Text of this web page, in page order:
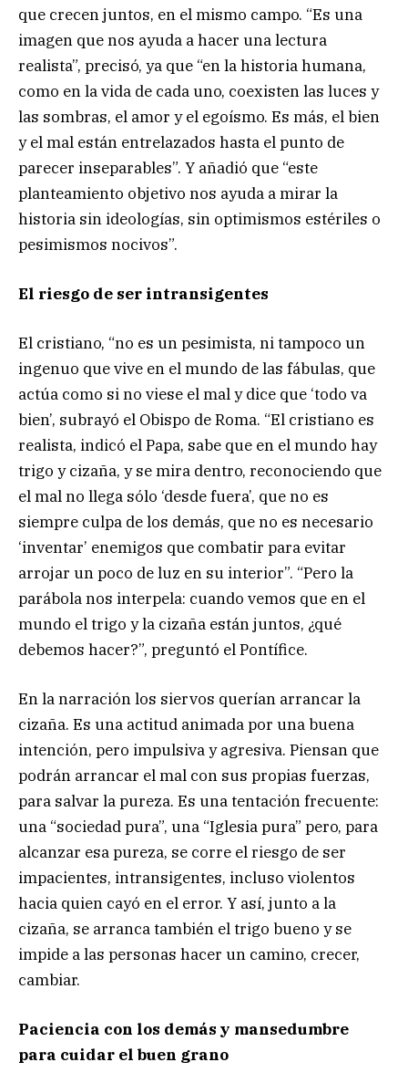
que crecen juntos, en el mismo campo. “Es una
imagen que nos ayuda a hacer una lectura
realista”, precisó, ya que “en la historia humana,
como en la vida de cada uno, coexisten las luces y
las sombras, el amor y el egoísmo. Es más, el bien
y el mal están entrelazados hasta el punto de
parecer inseparables”. Y añadió que “este
planteamiento objetivo nos ayuda a mirar la
historia sin ideologías, sin optimismos estériles o
pesimismos nocivos”.
El riesgo de ser intransigentes
El cristiano, “no es un pesimista, ni tampoco un
ingenuo que vive en el mundo de las fábulas, que
actúa como si no viese el mal y dice que ‘todo va
bien’, subrayó el Obispo de Roma. “El cristiano es
realista, indicó el Papa, sabe que en el mundo hay
trigo y cizaña, y se mira dentro, reconociendo que
el mal no llega sólo ‘desde fuera’, que no es
siempre culpa de los demás, que no es necesario
‘inventar’ enemigos que combatir para evitar
arrojar un poco de luz en su interior”. “Pero la
parábola nos interpela: cuando vemos que en el
mundo el trigo y la cizaña están juntos, ¿qué
debemos hacer?”, preguntó el Pontífice.
En la narración los siervos querían arrancar la
cizaña. Es una actitud animada por una buena
intención, pero impulsiva y agresiva. Piensan que
podrán arrancar el mal con sus propias fuerzas,
para salvar la pureza. Es una tentación frecuente:
una “sociedad pura”, una “Iglesia pura” pero, para
alcanzar esa pureza, se corre el riesgo de ser
impacientes, intransigentes, incluso violentos
hacia quien cayó en el error. Y así, junto a la
cizaña, se arranca también el trigo bueno y se
impide a las personas hacer un camino, crecer,
cambiar.
Paciencia con los demás y mansedumbre
para cuidar el buen grano